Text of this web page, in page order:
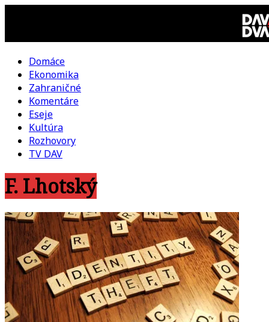
DAV
DVA
kultúrno-
politická
revue
Domáce
Ekonomika
Zahraničné
Komentáre
Eseje
Kultúra
Rozhovory
TV DAV
F. Lhotský